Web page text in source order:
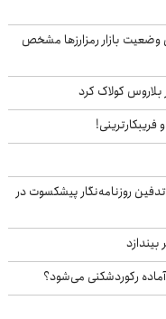
آخرین وضعیت بازار رمزارزها مشخص
بلاروس کولاک کرد
روزنامه‌نگار پیشکسوت در
آماده رکوردشکنی می‌شود؟